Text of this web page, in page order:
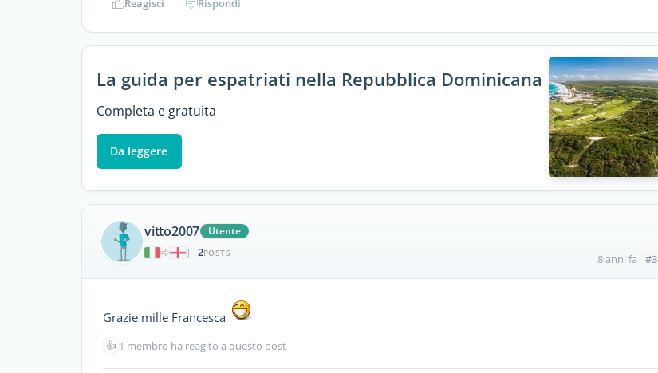
Reagisci Rispondi
La guida per espatriati nella Repubblica Dominicana
Completa e gratuita
Da leggere
vitto2007
Utente
|
2POSTS 8 anni fa #3
Grazie mille Francesca
👍 1 membro ha reagito a questo post